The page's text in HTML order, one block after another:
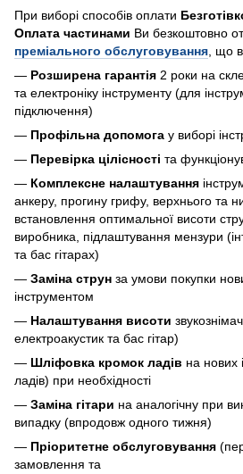
При виборі способів оплати
Оплата частинами Ви безкоштовно
преміального обслуговування , що
— Розширена гарантія 2 роки на
та електроніку інструменту (для
підключення)
— Профільна допомога у виборі
— Перевірка цілісності та
— Комплексне налаштування
анкеру, прогину грифу, верхнього та
встановлення оптимальної висоти
виробника, підлаштування мензури
та бас гітарах)
— Заміна струн за умови покупки
інструментом
— Налаштування висоти
електроакустик та бас гітар)
— Шліфовка кромок ладів на нових
ладів) при необхідності
— Заміна гітари на аналогічну при
випадку (впродовж одного тижня)
— Пріоритетне обслуговування
замовлення та